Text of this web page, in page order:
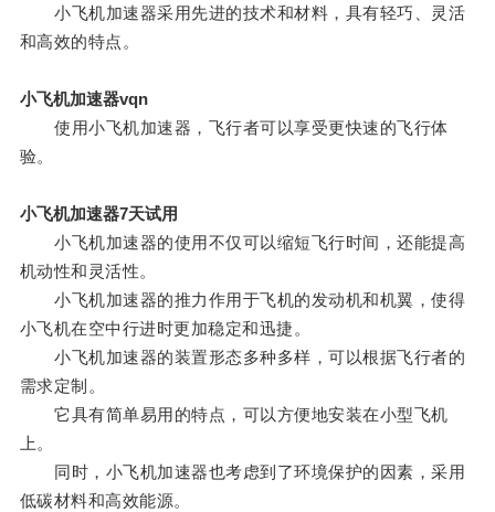
小飞机加速器采用先进的技术和材料，具有轻巧、灵活
和高效的特点。
小飞机加速器vqn
使用小飞机加速器，飞行者可以享受更快速的飞行体
验。
小飞机加速器7天试用
小飞机加速器的使用不仅可以缩短飞行时间，还能提高
机动性和灵活性。
小飞机加速器的推力作用于飞机的发动机和机翼，使得
小飞机在空中行进时更加稳定和迅捷。
小飞机加速器的装置形态多种多样，可以根据飞行者的
需求定制。
它具有简单易用的特点，可以方便地安装在小型飞机
上。
同时，小飞机加速器也考虑到了环境保护的因素，采用
低碳材料和高效能源。